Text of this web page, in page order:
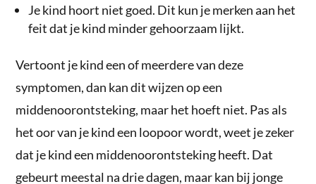
Je kind hoort niet goed. Dit kun je merken aan het
feit dat je kind minder gehoorzaam lijkt.
Vertoont je kind een of meerdere van deze
symptomen, dan kan dit wijzen op een
middenoorontsteking, maar het hoeft niet. Pas als
het oor van je kind een loopoor wordt, weet je zeker
dat je kind een middenoorontsteking heeft. Dat
gebeurt meestal na drie dagen, maar kan bij jonge